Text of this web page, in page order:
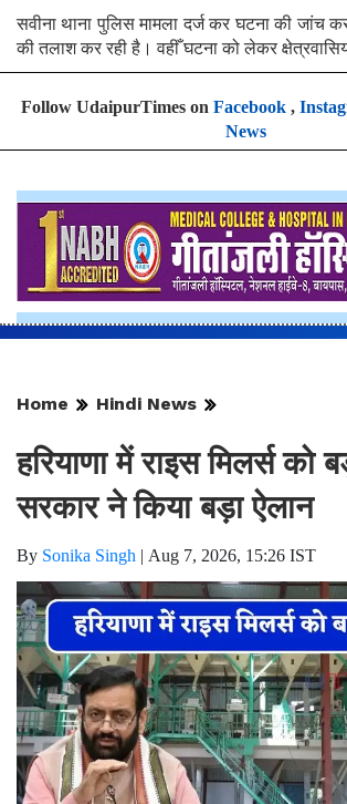
सवीना थाना पुलिस मामला दर्ज कर घटना की जांच
की तलाश कर रही है। वहीँ घटना को लेकर
Follow UdaipurTimes on Facebook,
News
Home Hindi News
हरियाणा में राइस मिलर्स को
सरकार ने किया बड़ा ऐलान
By Sonika Singh | Aug 7, 2026, 15:26 IST